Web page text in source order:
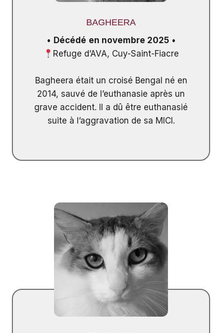
BAGHEERA
• Décédé en novembre 2025•
Refuge d’AVA, Cuy-Saint-Fiacre
Bagheera était un croisé Bengal né en
2014, sauvé de l’euthanasie après un
grave accident. Il a dû être euthanasié
suite à l’aggravation de sa MICI.